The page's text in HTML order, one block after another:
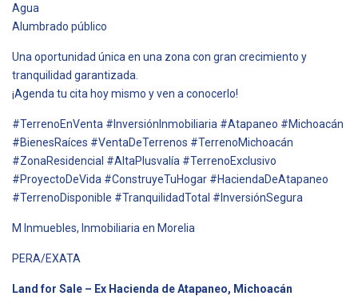
Agua
Alumbrado público
Una oportunidad única en una zona con gran crecimiento y
tranquilidad garantizada.
¡Agenda tu cita hoy mismo y ven a conocerlo!
#TerrenoEnVenta #InversiónInmobiliaria #Atapaneo #Michoacán
#BienesRaíces #VentaDeTerrenos #TerrenoMichoacán
#ZonaResidencial #AltaPlusvalía #TerrenoExclusivo
#ProyectoDeVida #ConstruyeTuHogar #HaciendaDeAtapaneo
#TerrenoDisponible #TranquilidadTotal #InversiónSegura
M Inmuebles, Inmobiliaria en Morelia
PERA/EXATA
Land for Sale – Ex Hacienda de Atapaneo, Michoacán